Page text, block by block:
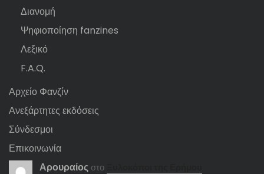
Διανομή
Ψηφιοποίηση fanzines
Λεξικό
F.A.Q.
Αρχείο Φανζίν
Ανεξάρτητες εκδόσεις
Σύνδεσμοι
Επικοινωνία
Αρουραίος στο